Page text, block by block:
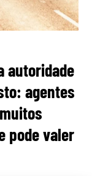
autoridade
agentes
pode valer